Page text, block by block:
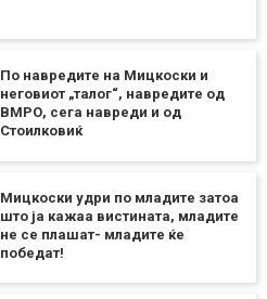
По навредите на Мицкоски и
неговиот „талог“, навредите од
ВМРО, сега навреди и од
Стоилковиќ
Мицкоски удри по младите затоа
што ја кажаа вистината, младите
не се плашат- младите ќе
победат!